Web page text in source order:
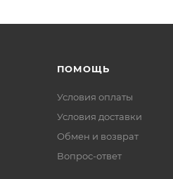
ПОМОЩЬ
Условия оплаты
Условия доставки
Обмен и возврат
Вопрос-ответ